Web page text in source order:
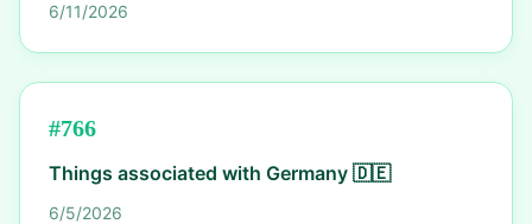
6/11/2026
#766
Things associated with Germany 🇩🇪
6/5/2026